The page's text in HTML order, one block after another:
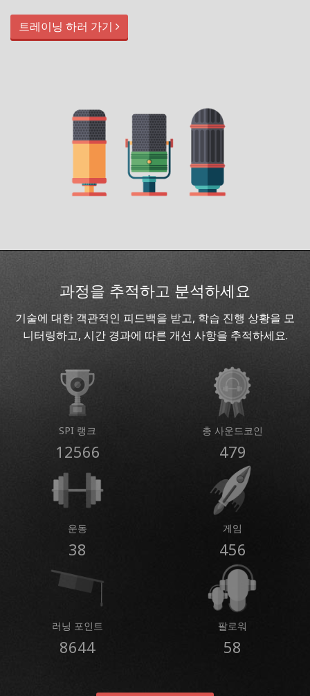
트레이닝 하러 가기
과정을 추적하고 분석하세요
기술에 대한 객관적인 피드백을 받고, 학습 진행 상황을 모
니터링하고, 시간 경과에 따른 개선 사항을 추적하세요.
SPI 랭크
12566
총 사운드코인
479
운동
38
게임
456
러닝 포인트
8644
팔로워
58